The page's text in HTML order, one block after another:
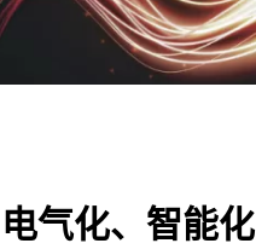
电气化、智能化